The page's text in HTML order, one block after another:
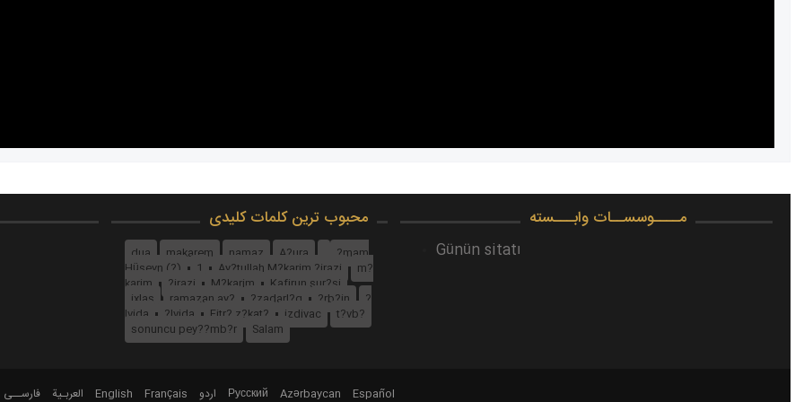
محبوب ترین کلمات کلیدی
dua makarem namaz A?ura
?mam
Hüseyn (?)
1 Ay?tullah M?karim ?irazi
m?
karim
?irazi M?karim
Kafirun sur?si
ixlas
ramazan ay? ?zadarl?q ?rb?in
?
lvida
?lvida Fitr? z?kat? izdivac
t?vb?
sonuncu pey??mb?r
Salam
مــــوسســات وابـــسته
Günün sitatı
فارســی العربـیة English Français اردو Русский Azərbaycan Español